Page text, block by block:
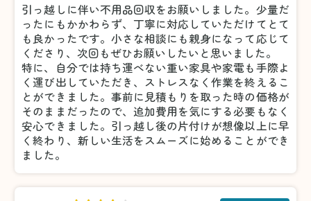
引っ越しに伴い不用品回収をお願いしました。少量だ
ったにもかかわらず、丁寧に対応していただけてとて
も良かったです。小さな相談にも親身になって応じて
くださり、次回もぜひお願いしたいと思いました。
特に、自分では持ち運べない重い家具や家電も手際よ
く運び出していただき、ストレスなく作業を終えるこ
とができました。事前に見積もりを取った時の価格が
そのままだったので、追加費用を気にする必要もなく
安心できました。引っ越し後の片付けが想像以上に早
く終わり、新しい生活をスムーズに始めることができ
ました。